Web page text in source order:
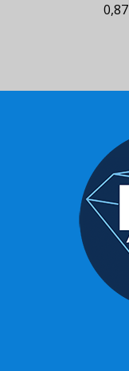
0,87